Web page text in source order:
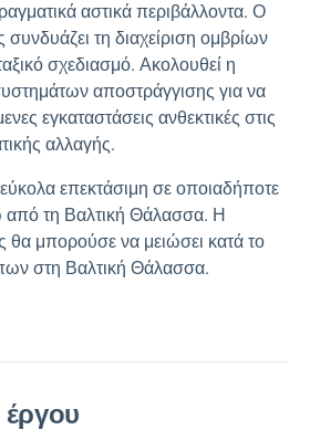
αστικά περιβάλλοντα. Ο
συνδυάζει τη διαχείριση ομβρίων
σχεδιασμό. Ακολουθεί η
αποστράγγισης για να
εγκαταστάσεις ανθεκτικές στις
αλλαγής.
εύκολα επεκτάσιμη σε οποιαδήποτε
από τη Βαλτική Θάλασσα. Η
θα μπορούσε να μειώσει κατά το
στη Βαλτική Θάλασσα.